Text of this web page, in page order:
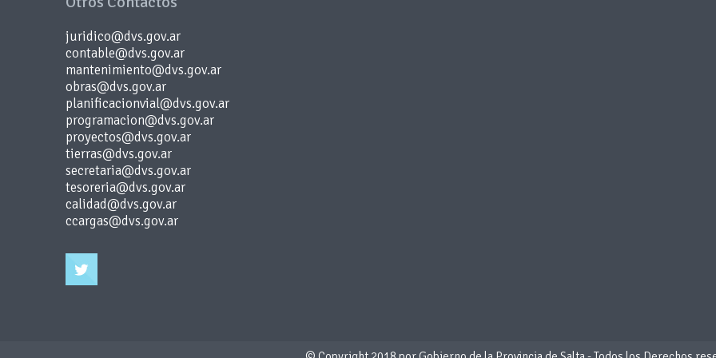
juridico@dvs.gov.ar
contable@dvs.gov.ar
mantenimiento@dvs.gov.ar
obras@dvs.gov.ar
planificacionvial@dvs.gov.ar
programacion@dvs.gov.ar
proyectos@dvs.gov.ar
tierras@dvs.gov.ar
secretaria@dvs.gov.ar
tesoreria@dvs.gov.ar
calidad@dvs.gov.ar
ccargas@dvs.gov.ar